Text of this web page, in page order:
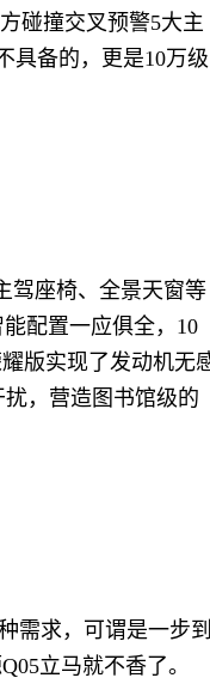
碰撞交叉预警5大主
具备的，更是10万级
驾座椅、全景天窗等
配置一应俱全，10
版实现了发动机无
，营造图书馆级的
需求，可谓是一步
立马就不香了。